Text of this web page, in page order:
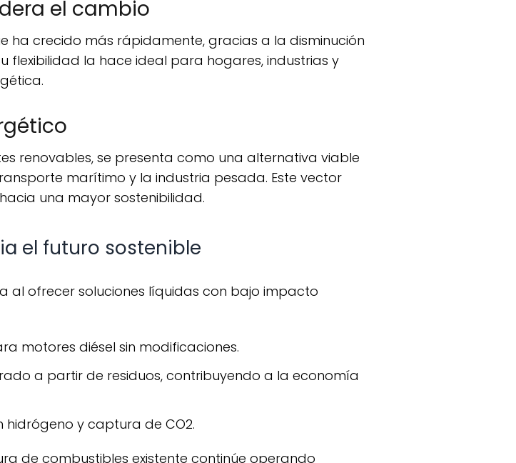
el cambio
flexibilidad la hace ideal para hogares, industrias y
marítimo y la industria pesada. Este vector
una mayor sostenibilidad.
el futuro sostenible
motores diésel sin modificaciones.
a partir de residuos, contribuyendo a la economía
hidrógeno y captura de CO2.